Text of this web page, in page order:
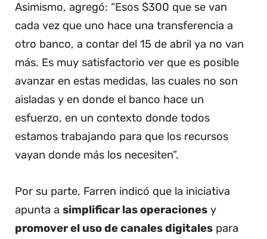
Asimismo, agregó: “Esos $300 que se van
cada vez que uno hace una transferencia a
otro banco, a contar del 15 de abril ya no van
más. Es muy satisfactorio ver que es posible
avanzar en estas medidas, las cuales no son
aisladas y en donde el banco hace un
esfuerzo, en un contexto donde todos
estamos trabajando para que los recursos
vayan donde más los necesiten”.
Por su parte, Farren indicó que la iniciativa
apunta a simplificar las operaciones y
promover el uso de canales digitales para